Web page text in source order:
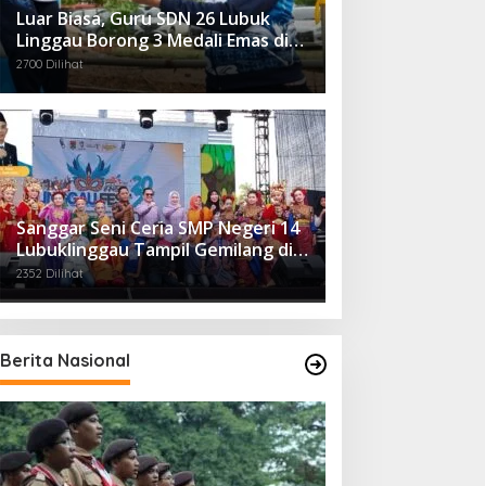
Luar Biasa, Guru SDN 26 Lubuk
Linggau Borong 3 Medali Emas di
Tiga Cabor Berbeda
2700 Dilihat
Sanggar Seni Ceria SMP Negeri 14
Lubuklinggau Tampil Gemilang di
Linggau Fest 2025
2352 Dilihat
Berita Nasional